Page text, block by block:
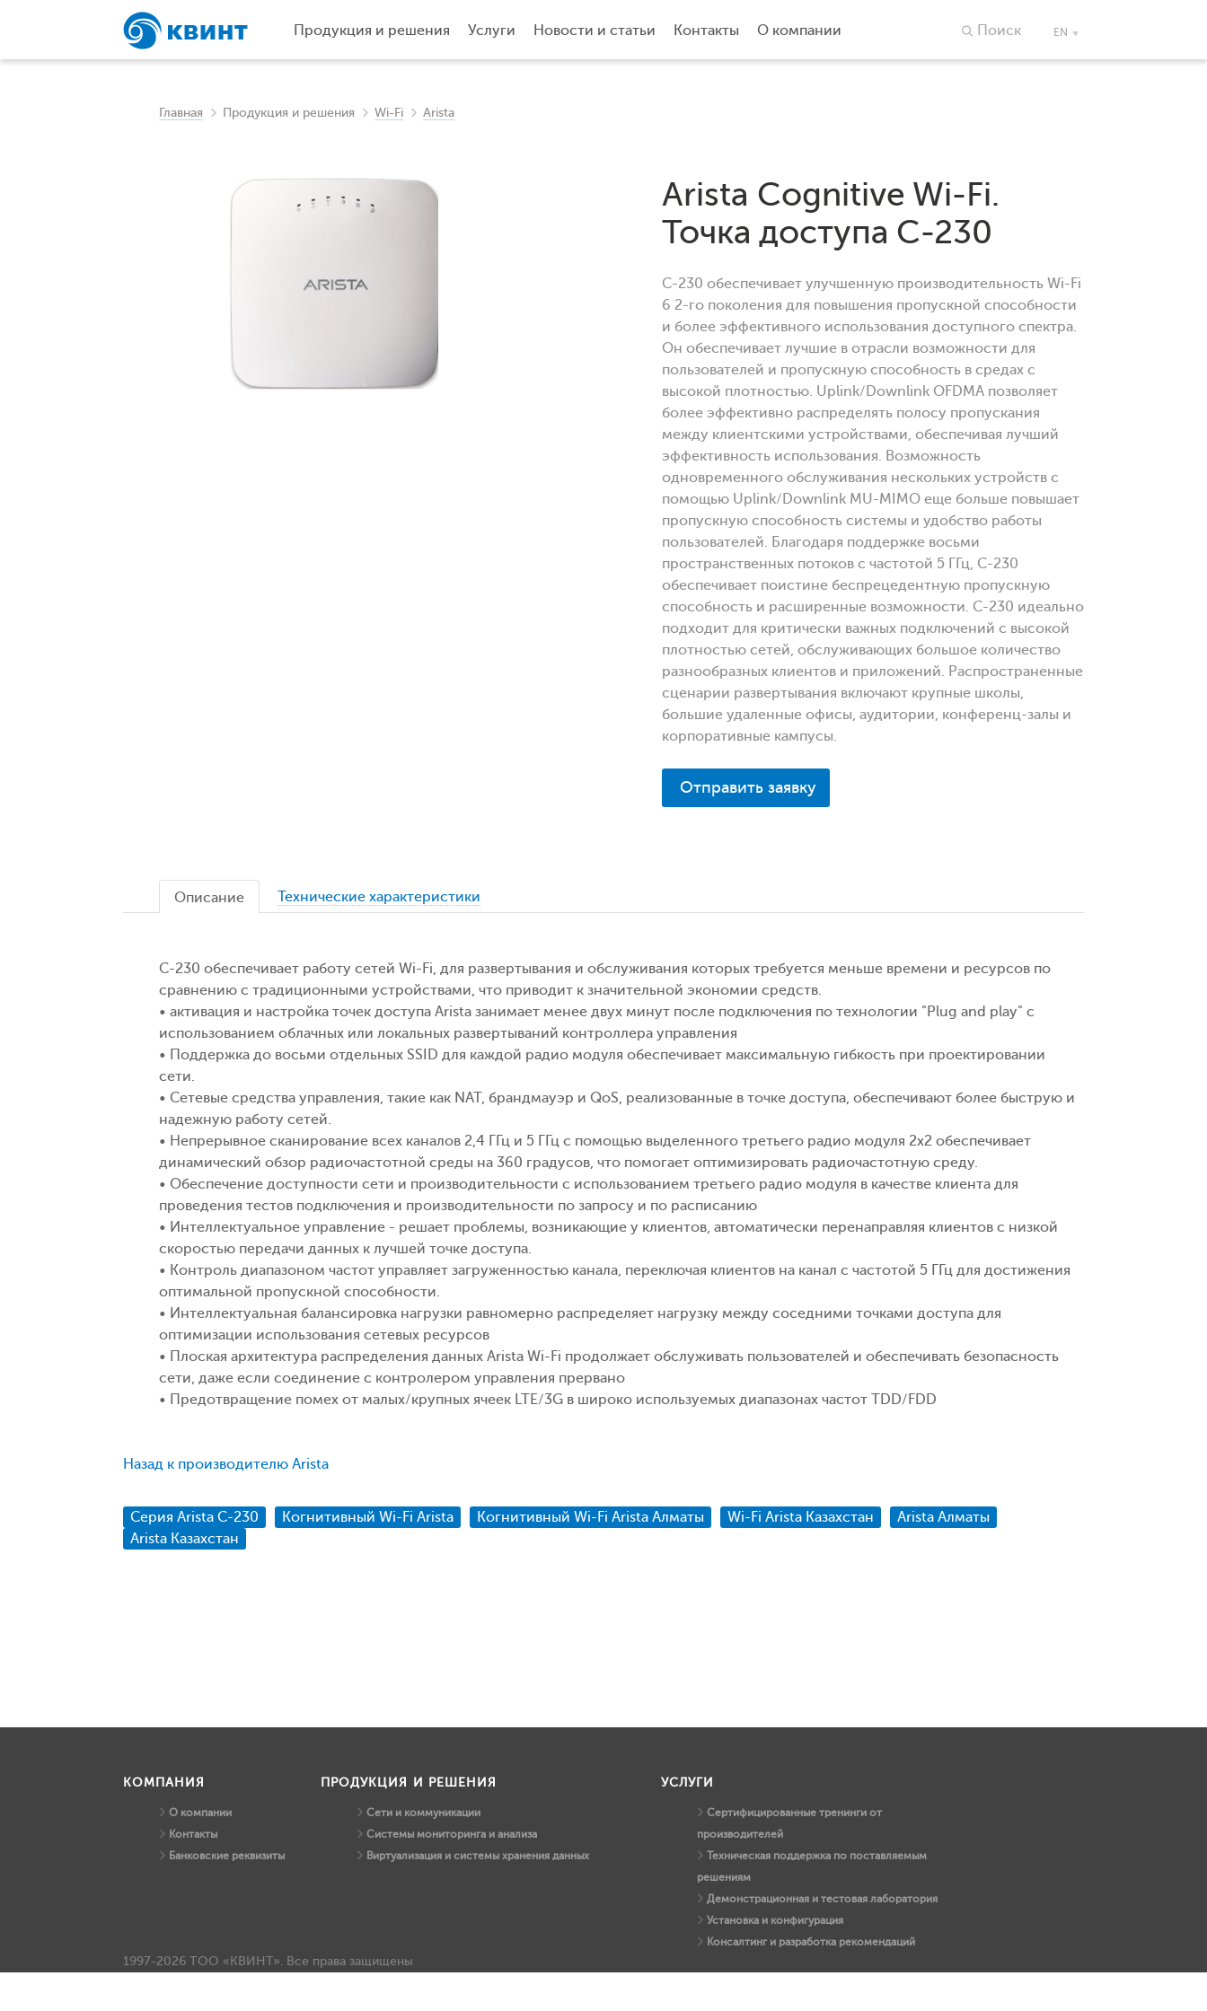
Продукция и решения Услуги Новости и статьи Контакты О компании EN
Поиск
Главная Продукция и решения Wi-Fi Arista
Arista Cognitive Wi-Fi.
Точка доступа C-230
C-230 обеспечивает улучшенную производительность Wi-Fi
6 2-го поколения для повышения пропускной способности
и более эффективного использования доступного спектра.
Он обеспечивает лучшие в отрасли возможности для
пользователей и пропускную способность в средах с
высокой плотностью. Uplink/Downlink OFDMA позволяет
более эффективно распределять полосу пропускания
между клиентскими устройствами, обеспечивая лучший
эффективность использования. Возможность
одновременного обслуживания нескольких устройств с
помощью Uplink/Downlink MU-MIMO еще больше повышает
пропускную способность системы и удобство работы
пользователей. Благодаря поддержке восьми
пространственных потоков с частотой 5 ГГц, C-230
обеспечивает поистине беспрецедентную пропускную
способность и расширенные возможности. C-230 идеально
подходит для критически важных подключений с высокой
плотностью сетей, обслуживающих большое количество
разнообразных клиентов и приложений. Распространенные
сценарии развертывания включают крупные школы,
большие удаленные офисы, аудитории, конференц-залы и
корпоративные кампусы.
Отправить заявку
Описание Технические характеристики
C-230 обеспечивает работу сетей Wi-Fi, для развертывания и обслуживания которых требуется меньше времени и ресурсов по
сравнению с традиционными устройствами, что приводит к значительной экономии средств.
• активация и настройка точек доступа Arista занимает менее двух минут после подключения по технологии "Plug and play" с
использованием облачных или локальных развертываний контроллера управления
• Поддержка до восьми отдельных SSID для каждой радио модуля обеспечивает максимальную гибкость при проектировании
сети.
• Сетевые средства управления, такие как NAT, брандмауэр и QoS, реализованные в точке доступа, обеспечивают более быструю и
надежную работу сетей.
• Непрерывное сканирование всех каналов 2,4 ГГц и 5 ГГц с помощью выделенного третьего радио модуля 2x2 обеспечивает
динамический обзор радиочастотной среды на 360 градусов, что помогает оптимизировать радиочастотную среду.
• Обеспечение доступности сети и производительности с использованием третьего радио модуля в качестве клиента для
проведения тестов подключения и производительности по запросу и по расписанию
• Интеллектуальное управление - решает проблемы, возникающие у клиентов, автоматически перенаправляя клиентов с низкой
скоростью передачи данных к лучшей точке доступа.
• Контроль диапазоном частот управляет загруженностью канала, переключая клиентов на канал с частотой 5 ГГц для достижения
оптимальной пропускной способности.
• Интеллектуальная балансировка нагрузки равномерно распределяет нагрузку между соседними точками доступа для
оптимизации использования сетевых ресурсов
• Плоская архитектура распределения данных Arista Wi-Fi продолжает обслуживать пользователей и обеспечивать безопасность
сети, даже если соединение с контролером управления прервано
• Предотвращение помех от малых/крупных ячеек LTE/3G в широко используемых диапазонах частот TDD/FDD
Назад к производителю Arista
Серия Arista C-230 Когнитивный Wi-Fi Arista Когнитивный Wi-Fi Arista Алматы Wi-Fi Arista Казахстан
Arista Алматы
Arista Казахстан
КОМПАНИЯ
О компании
Контакты
Банковские реквизиты
ПРОДУКЦИЯ И РЕШЕНИЯ
Сети и коммуникации
Системы мониторинга и анализа
Виртуализация и системы хранения данных
УСЛУГИ
Сертифицированные тренинги от
производителей
Техническая поддержка по поставляемым
решениям
Демонстрационная и тестовая лаборатория
Установка и конфигурация
Консалтинг и разработка рекомендаций
1997-2026 ТОО «КВИНТ». Все права защищены